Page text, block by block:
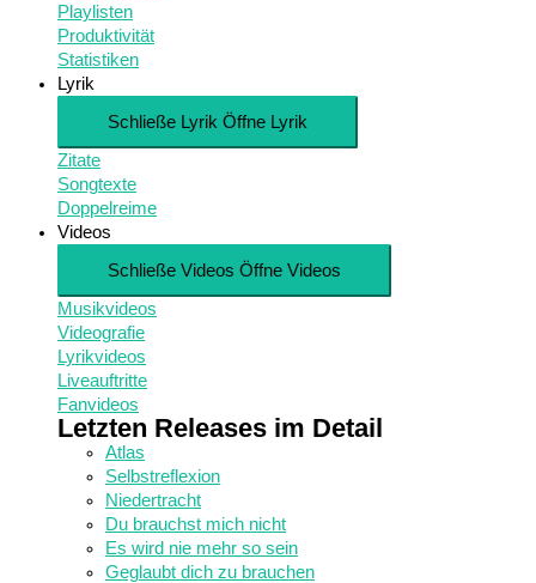
Playlisten
Produktivität
Statistiken
Lyrik
Schließe Lyrik Öffne Lyrik
Zitate
Songtexte
Doppelreime
Videos
Schließe Videos Öffne Videos
Musikvideos
Videografie
Lyrikvideos
Liveauftritte
Fanvideos
Letzten Releases im Detail
Atlas
Selbstreflexion
Niedertracht
Du brauchst mich nicht
Es wird nie mehr so sein
Geglaubt dich zu brauchen